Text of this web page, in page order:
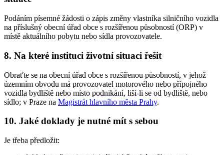
Podáním písemné žádosti o zápis změny vlastníka silničního vozidla
na příslušný obecní úřad obce s rozšířenou působností (ORP) v
místě aktuálního pobytu nebo sídla provozovatele.
8. Na které instituci životní situaci řešit
Obraťte se na obecní úřad obce s rozšířenou působností, v jehož
územním obvodu má provozovatel motorového nebo přípojného
vozidla bydliště nebo místo podnikání, liší-li se od bydliště, nebo
sídlo; v Praze na Magistrát hlavního města Prahy.
10. Jaké doklady je nutné mít s sebou
Je třeba předložit: